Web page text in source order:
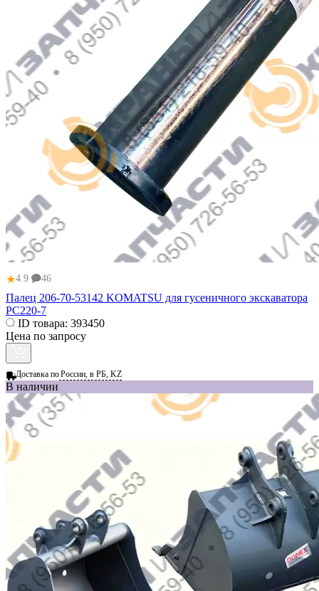
★4.9 46
Палец 206-70-53142 KOMATSU для гусеничного экскаватора
PC220-7
ID товара: 393450
Цена по запросу
Доставка поРоссии, в РБ, KZ
В наличии